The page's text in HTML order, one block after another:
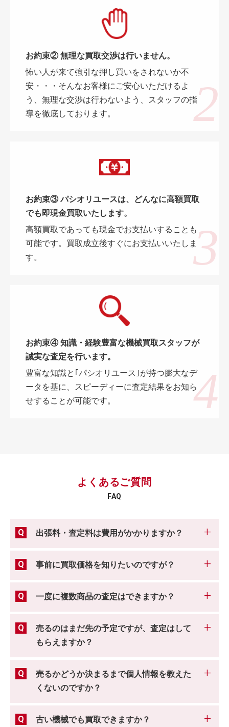
お約束② 無理な買取交渉は行いません。
怖い人が来て強引な押し買いをされないか不
安・・・そんなお客様にご安心いただけるよ
う、無理な交渉は行わないよう、スタッフの指
導を徹底しております。
お約束③ パシオリユースは、どんなに高額買取
でも即現金買取いたします。
高額買取であっても現金でお支払いすることも
可能です。買取成立後すぐにお支払いいたしま
す。
お約束④ 知識・経験豊富な機械買取スタッフが
誠実な査定を行います。
豊富な知識と｢パシオリユース｣が持つ膨大なデ
ータを基に、スピーディーに査定結果をお知ら
せすることが可能です。
よくあるご質問
FAQ
出張料・査定料は費用がかかりますか？
事前に買取価格を知りたいのですが？
一度に複数商品の査定はできますか？
売るのはまだ先の予定ですが、査定はして
もらえますか？
売るかどうか決まるまで個人情報を教えた
くないのですか？
古い機械でも買取できますか？